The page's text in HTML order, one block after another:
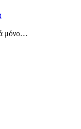
μόνο…